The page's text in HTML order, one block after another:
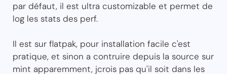
par défaut, il est ultra customizable et permet de
log les stats des perf.
Il est sur flatpak, pour installation facile c'est
pratique, et sinon a contruire depuis la source sur
mint apparemment, jcrois pas qu'il soit dans les